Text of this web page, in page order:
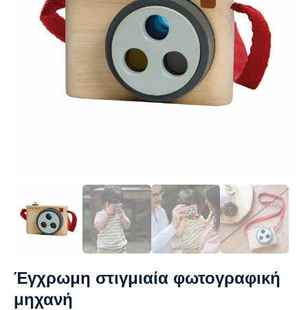
Έγχρωμη στιγμιαία φωτογραφική
μηχανή